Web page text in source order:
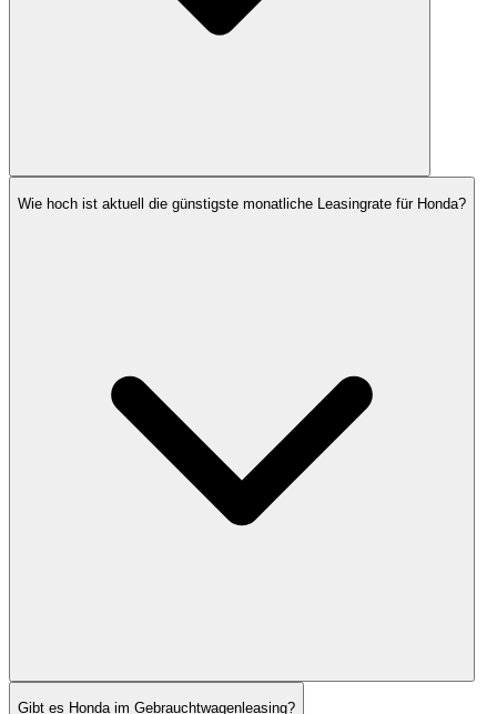
Wie hoch ist aktuell die günstigste monatliche Leasingrate für Honda?
Gibt es Honda im Gebrauchtwagenleasing?